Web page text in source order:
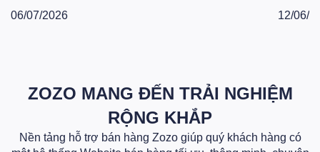
Thương theo hệ thống mới -
06/07/2026
Zozo
12/06/
ZOZO MANG ĐẾN TRẢI NGHIỆM
RỘNG KHẮP
Nền tảng hỗ trợ bán hàng Zozo giúp quý khách hàng có